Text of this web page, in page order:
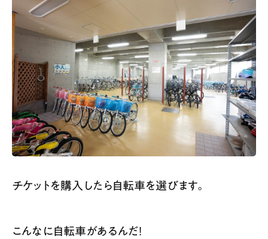
チケットを購入したら自転車を選びます。
こんなに自転車があるんだ！